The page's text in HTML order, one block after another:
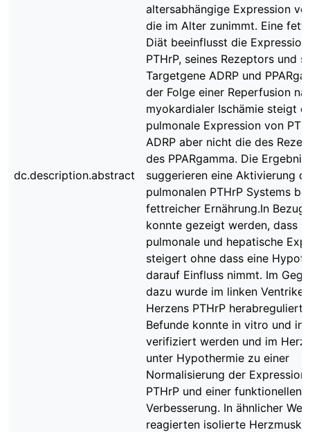
dc.description.abstract
altersabhängige Expression
die im Alter zunimmt. Eine
Diät beeinflusst die
PTHrP, seines Rezeptors und
Targetgene ADRP und
der Folge einer Reperfusion
myokardialer Ischämie steigt
pulmonale Expression von
ADRP aber nicht die des
des PPARgamma. Die
suggerieren eine Aktivierung
pulmonalen PTHrP Systems bei
fettreicher Ernährung.In Bezug
konnte gezeigt werden, dass
pulmonale und hepatische
steigert ohne dass eine
darauf Einfluss nimmt. Im
dazu wurde im linken Ventrikel
Herzens PTHrP herabreguliert.
Befunde konnte in vitro und in
verifiziert werden und im
unter Hypothermie zu einer
Normalisierung der Expression
PTHrP und einer funktionellen
Verbesserung. In ähnlicher
reagierten isolierte